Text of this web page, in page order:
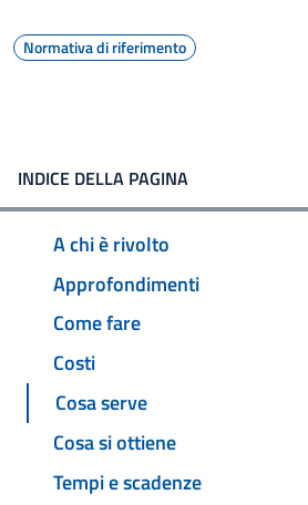
Normativa di riferimento
INDICE DELLA PAGINA
A chi è rivolto
Approfondimenti
Come fare
Costi
Cosa serve
Cosa si ottiene
Tempi e scadenze